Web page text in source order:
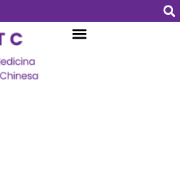
Assinar
Login